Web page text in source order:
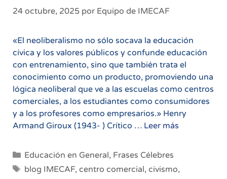
24 octubre, 2025 por Equipo de IMECAF
«El neoliberalismo no sólo socava la educación
cívica y los valores públicos y confunde educación
con entrenamiento, sino que también trata el
conocimiento como un producto, promoviendo una
lógica neoliberal que ve a las escuelas como centros
comerciales, a los estudiantes como consumidores
y a los profesores como empresarios.» Henry
Armand Giroux (1943- ) Crítico … Leer más
educación
Categorías
Educación en General, Frases Célebres
Etiquetas
blog IMECAF, centro comercial, civismo,